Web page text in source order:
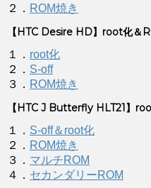
２． ROM焼き
【HTC Desire HD】root化＆
１． root化
２． S-off
３． ROM焼き
【HTC J Butterfly HLT21】
１． S-off＆root化
２． ROM焼き
３． マルチROM
４． セカンダリーROM